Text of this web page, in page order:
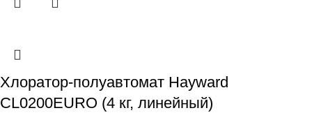
Хлоратор-полуавтомат Hayward
CL0200EURO (4 кг, линейный)